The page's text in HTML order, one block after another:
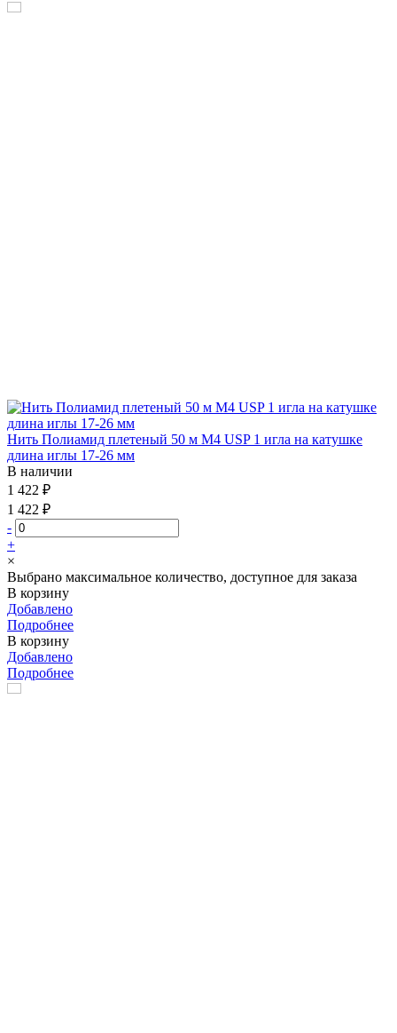
Нить Полиамид плетеный 50 м М4 USP 1 игла на катушке
длина иглы 17-26 мм
В наличии
1 422 ₽
1 422 ₽
-
+
×
Выбрано максимальное количество, доступное для заказа
В корзину
Добавлено
Подробнее
В корзину
Добавлено
Подробнее